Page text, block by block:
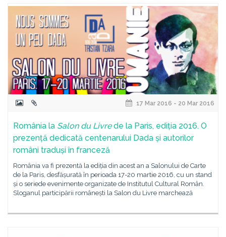
17 Mar 2016 - 20 Mar 2016
România la Salon du Livrede la Paris, ediția 2016. O
prezență dedicată centenarului Dada și autorilor
români traduși în franceză
România va fi prezentă la ediția din acest an a Salonului de Carte
de la Paris, desfășurată în perioada 17-20 martie 2016, cu un stand
și o seriede evenimente organizate de Institutul Cultural Român.
Sloganul participării românești la Salon du Livre marchează